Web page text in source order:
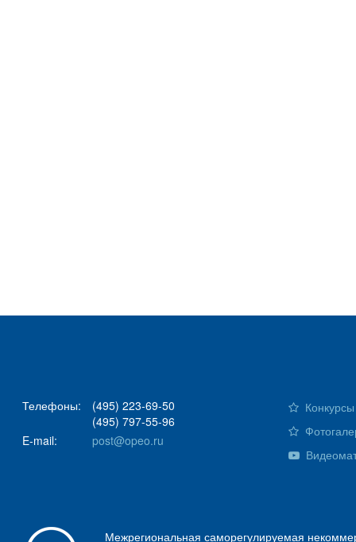
Телефоны:
(495) 223-69-50
(495) 797-55-96
E-mail:
post@opeo.ru
Межрегиональная саморегулируемая